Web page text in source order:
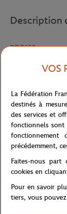
Description
DD7639
Référence :
Livraison et
VOS
La Fédération
destinés à
des services et
fonctionnels sont
fonctionnement
précédemment,
Faites-nous part
cookies en
Pour en savoir
tiers, vous